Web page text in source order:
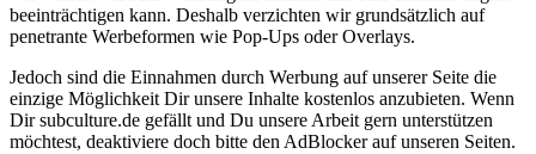
beeinträchtigen kann. Deshalb verzichten wir grundsätzlich auf
penetrante Werbeformen wie Pop-Ups oder Overlays.
Jedoch sind die Einnahmen durch Werbung auf unserer Seite die
einzige Möglichkeit Dir unsere Inhalte kostenlos anzubieten. Wenn
Dir subculture.de gefällt und Du unsere Arbeit gern unterstützen
möchtest, deaktiviere doch bitte den AdBlocker auf unseren Seiten.